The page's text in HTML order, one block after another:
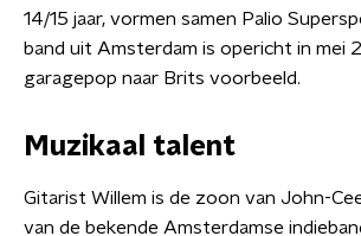
14/15 jaar, vormen samen Palio
band uit Amsterdam is opericht in mei
garagepop naar Brits voorbeeld.
Muzikaal talent
Gitarist Willem is de zoon van John-
van de bekende Amsterdamse